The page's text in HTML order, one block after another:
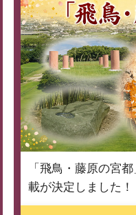
「飛鳥・藤原の宮
載が決定しました！